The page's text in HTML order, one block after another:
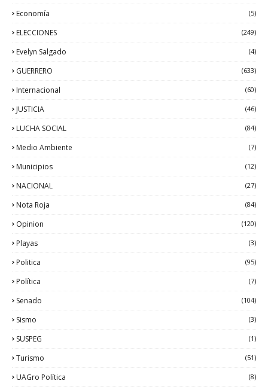
Economía (5)
ELECCIONES (249)
Evelyn Salgado (4)
GUERRERO (633)
Internacional (60)
JUSTICIA (46)
LUCHA SOCIAL (84)
Medio Ambiente (7)
Municipios (12)
NACIONAL (27)
Nota Roja (84)
Opinion (120)
Playas (3)
Politica (95)
Política (7)
Senado (104)
Sismo (3)
SUSPEG (1)
Turismo (51)
UAGro Política (8)